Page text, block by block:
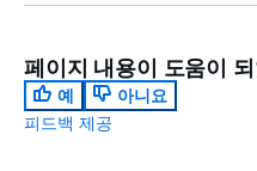
페이지 내용이 도움이
예
아니요
피드백 제공